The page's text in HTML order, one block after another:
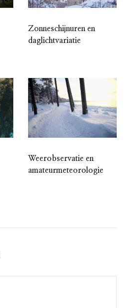
Zonneschijnuren en
daglichtvariatie
Weerobservatie en
amateurmeteorologie